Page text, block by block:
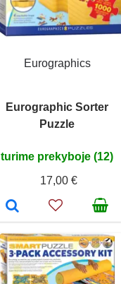
Eurographics
Eurographic Sorter
Puzzle
turime prekyboje (12)
17,00 €